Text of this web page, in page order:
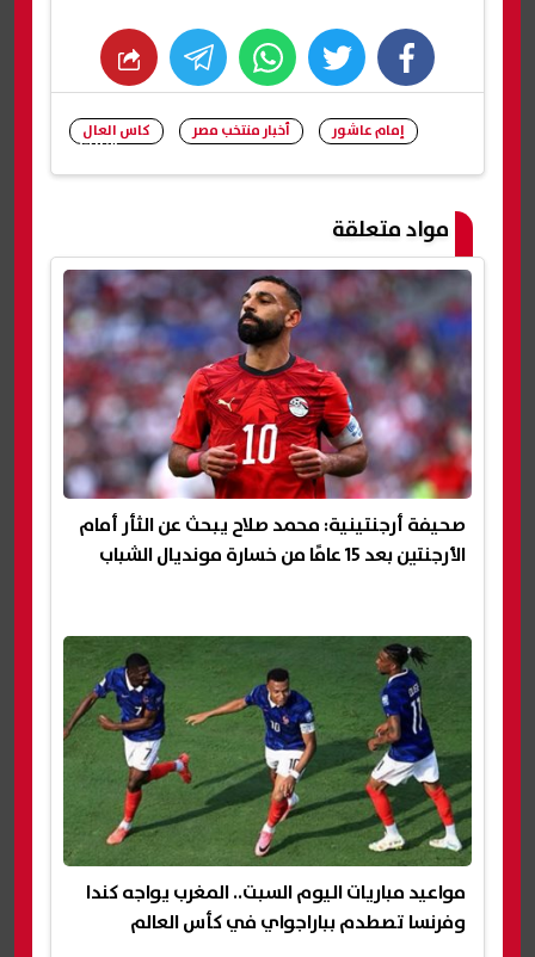
facebook
twitter
whats
شارك
إمام عاشور أخبار منتخب مصر كاس العال
مواد متعلقة
صحيفة أرجنتينية: محمد صلاح يبحث عن الثأر أمام
الأرجنتين بعد 15 عامًا من خسارة مونديال الشباب
مواعيد مباريات اليوم السبت.. المغرب يواجه كندا
وفرنسا تصطدم بباراجواي في كأس العالم